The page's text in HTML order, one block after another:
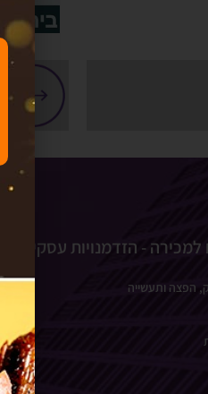
- הזדמנויות עסקיות
הפצה ותעשייה